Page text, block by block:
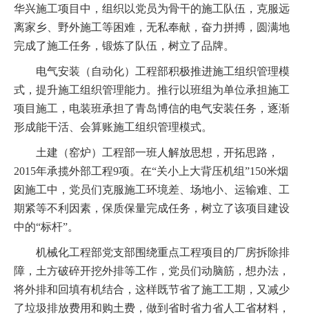
华兴施工项目中，组织以党员为骨干的施工队伍，克服远
离家乡、野外施工等困难，无私奉献，奋力拼搏，圆满地
完成了施工任务，锻炼了队伍，树立了品牌。
电气安装（自动化）工程部积极推进施工组织管理模
式，提升施工组织管理能力。推行以班组为单位承担施工
项目施工，电装班承担了青岛博信的电气安装任务，逐渐
形成能干活、会算账施工组织管理模式。
土建（窑炉）工程部一班人解放思想，开拓思路，
2015年承揽外部工程9项。在“关小上大背压机组”150米烟
囱施工中，党员们克服施工环境差、场地小、运输难、工
期紧等不利因素，保质保量完成任务，树立了该项目建设
中的“标杆”。
机械化工程部党支部围绕重点工程项目的厂房拆除排
障，土方破碎开挖外排等工作，党员们动脑筋，想办法，
将外排和回填有机结合，这样既节省了施工工期，又减少
了垃圾排放费用和购土费，做到省时省力省人工省材料，